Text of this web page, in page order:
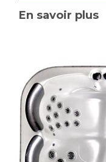
En savoir plus